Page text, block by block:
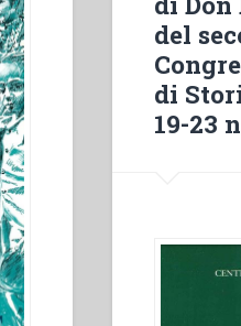
del
di
19-23